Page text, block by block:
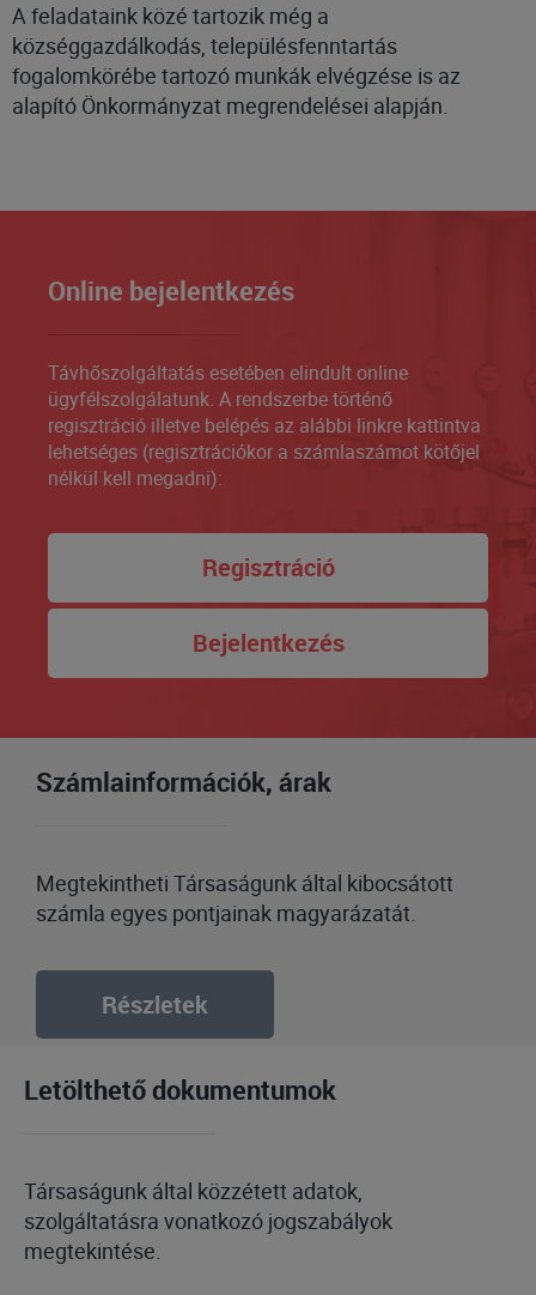
A feladataink közé tartozik még a
községgazdálkodás, településfenntartás
fogalomkörébe tartozó munkák elvégzése is az
alapító Önkormányzat megrendelései alapján.
Online bejelentkezés
Távhőszolgáltatás esetében elindult online
ügyfélszolgálatunk. A rendszerbe történő
regisztráció illetve belépés az alábbi linkre kattintva
lehetséges (regisztrációkor a számlaszámot kötőjel
nélkül kell megadni):
Regisztráció
Bejelentkezés
Számlainformációk, árak
Megtekintheti Társaságunk által kibocsátott
számla egyes pontjainak magyarázatát.
Részletek
Letölthető dokumentumok
Társaságunk által közzétett adatok,
szolgáltatásra vonatkozó jogszabályok
megtekintése.